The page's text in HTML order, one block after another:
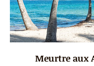
Meurtre aux